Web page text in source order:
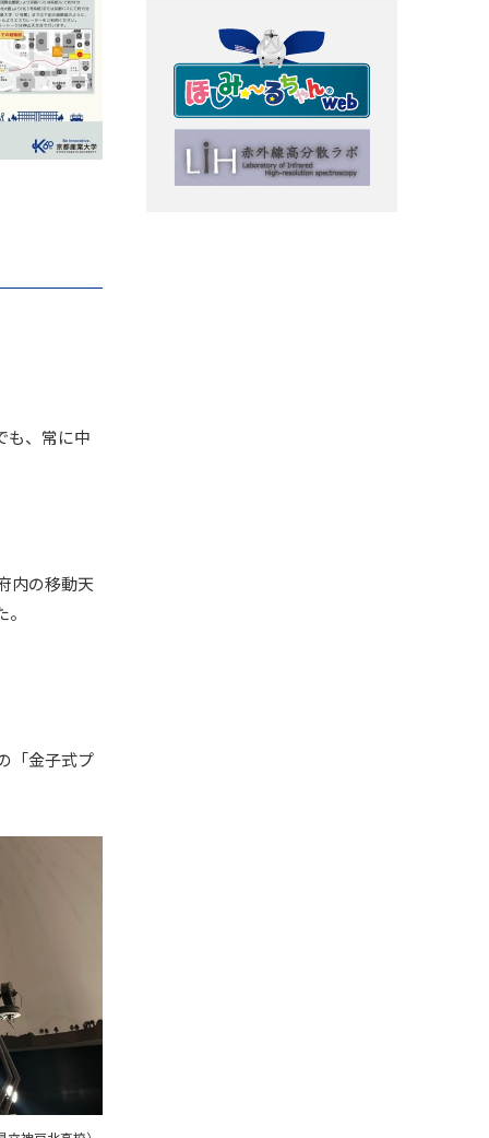
も、常に中
内の移動天
「金子式プ